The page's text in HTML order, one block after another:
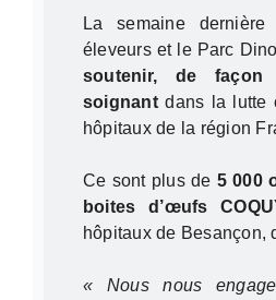
La semaine
éleveurs et le Parc
soutenir, de façon
soignantdans la lutte
hôpitaux de la région
Ce sont plus de 5 000
boites d’œufs
hôpitaux de Besançon,
« Nous nous